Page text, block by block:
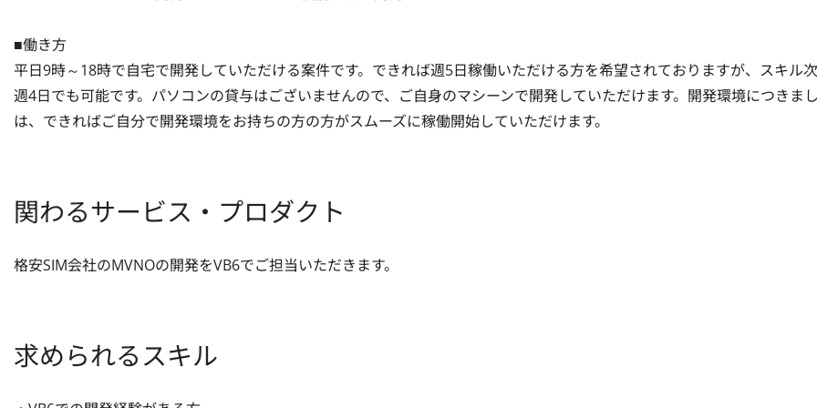
■働き方
平日9時～18時で自宅で開発していただける案件です。できれば週5日稼働いただける方を希望されておりますが、スキル
週4日でも可能です。パソコンの貸与はございませんので、ご自身のマシーンで開発していただけます。開発環境につきま
は、できればご自分で開発環境をお持ちの方の方がスムーズに稼働開始していただけます。
関わるサービス・プロダクト
格安SIM会社のMVNOの開発をVB6でご担当いただきます。
求められるスキル